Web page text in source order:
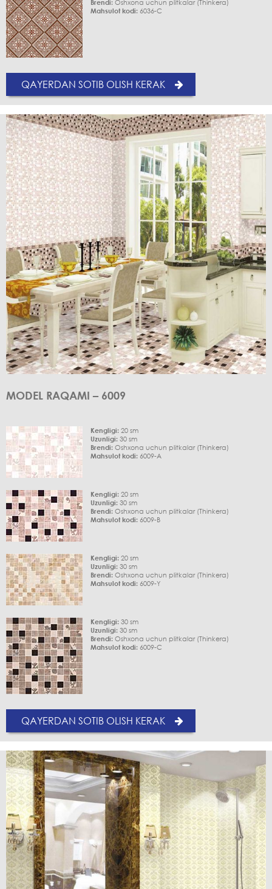
Brendi: Oshxona uchun plitkalar (Thinkera)
Mahsulot kodi: 6036-C
QAYERDAN SOTIB OLISH KERAK
MODEL RAQAMI – 6009
Kengligi: 20 sm
Uzunligi: 30 sm
Brendi: Oshxona uchun plitkalar (Thinkera)
Mahsulot kodi: 6009-A
Kengligi: 20 sm
Uzunligi: 30 sm
Brendi: Oshxona uchun plitkalar (Thinkera)
Mahsulot kodi: 6009-B
Kengligi: 20 sm
Uzunligi: 30 sm
Brendi: Oshxona uchun plitkalar (Thinkera)
Mahsulot kodi: 6009-Y
Kengligi: 30 sm
Uzunligi: 30 sm
Brendi: Oshxona uchun plitkalar (Thinkera)
Mahsulot kodi: 6009-C
QAYERDAN SOTIB OLISH KERAK